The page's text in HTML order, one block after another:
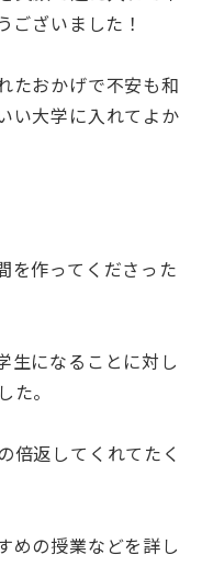
ざいました！
たおかげで不安も和
い大学に入れてよか
を作ってくださった
生になることに対し
。
倍返してくれてたく
めの授業などを詳し